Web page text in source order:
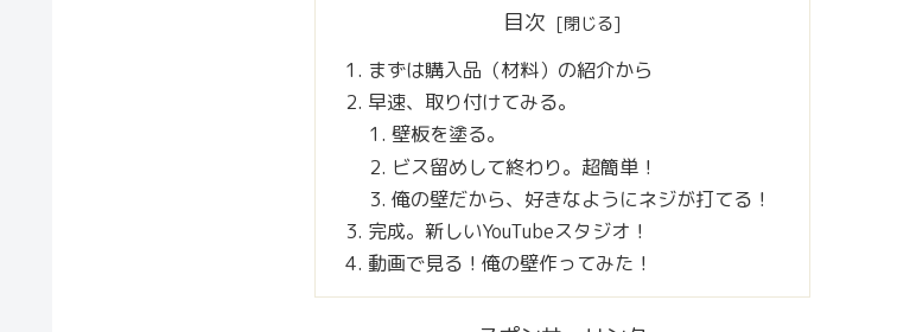
目次
まずは購入品（材料）の紹介から
早速、取り付けてみる。
壁板を塗る。
ビス留めして終わり。超簡単！
俺の壁だから、好きなようにネジが打てる！
完成。新しいYouTubeスタジオ！
動画で見る！俺の壁作ってみた！